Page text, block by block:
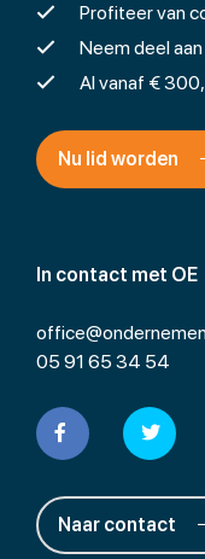
In contact met OE
05 91 65 34 54
Naar contact
Profiteer van
Neem deel
Al vanaf €
Nu lid worden